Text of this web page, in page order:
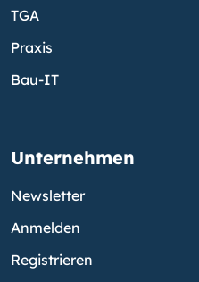
TGA
Praxis
Bau-IT
Unternehmen
Newsletter
Anmelden
Registrieren